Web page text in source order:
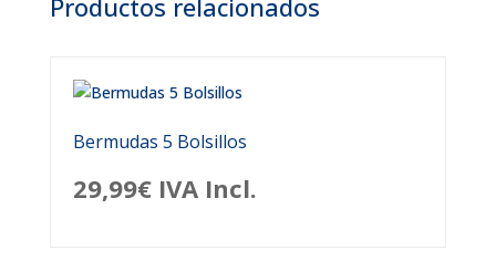
Productos relacionados
Bermudas 5 Bolsillos
29,99€ IVA Incl.